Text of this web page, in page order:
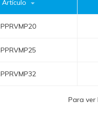
Artículo
PPRVMP20
PPRVMP25
PPRVMP32
Para ver